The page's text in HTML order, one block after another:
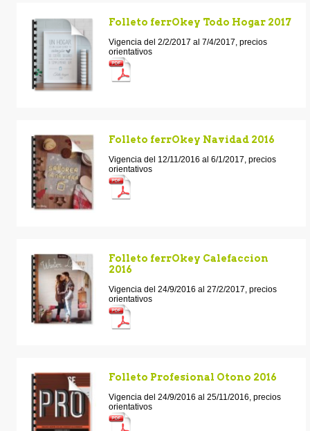
Folleto ferrOkey Todo Hogar 2017
Vigencia del 2/2/2017 al 7/4/2017, precios
orientativos
Folleto ferrOkey Navidad 2016
Vigencia del 12/11/2016 al 6/1/2017, precios
orientativos
Folleto ferrOkey Calefaccion
2016
Vigencia del 24/9/2016 al 27/2/2017, precios
orientativos
Folleto Profesional Otono 2016
Vigencia del 24/9/2016 al 25/11/2016, precios
orientativos